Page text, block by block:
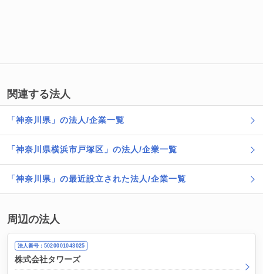
関連する法人
「神奈川県」の法人/企業一覧
「神奈川県横浜市戸塚区」の法人/企業一覧
「神奈川県」の最近設立された法人/企業一覧
周辺の法人
法人番号：5020001043025
株式会社タワーズ